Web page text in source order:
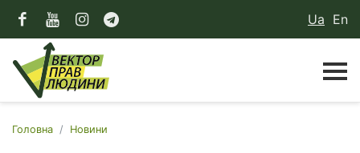
Ua En
Головна Новини